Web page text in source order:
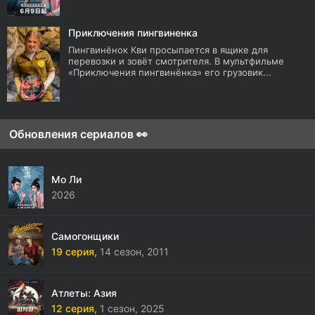
Приключения пингвиненка
Пингвинёнок Кви просыпается в ящике для
перевозки и зовёт смотрителя. В мультфильме
«Приключения пингвинёнка» его грузовик...
Обновления сериалов 👀
Мо Ли
2026
Самогонщики
19 серия, 14 сезон, 2011
Атлеты: Азия
12 серия, 1 сезон, 2025